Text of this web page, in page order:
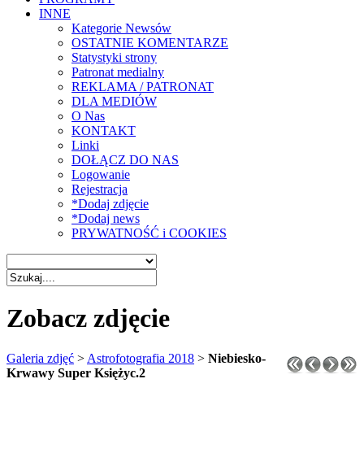
INNE
Kategorie Newsów
OSTATNIE KOMENTARZE
Statystyki strony
Patronat medialny
REKLAMA / PATRONAT
DLA MEDIÓW
O Nas
KONTAKT
Linki
DOŁĄCZ DO NAS
Logowanie
Rejestracja
*Dodaj zdjęcie
*Dodaj news
PRYWATNOŚĆ i COOKIES
Zobacz zdjęcie
Galeria zdjęć > Astrofotografia 2018 > Niebiesko-
Krwawy Super Księżyc.2